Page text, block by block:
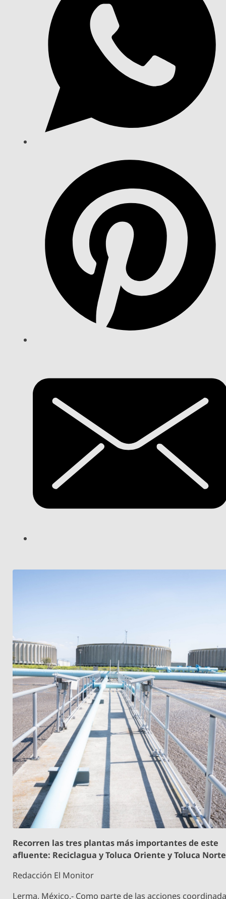
Recorren las tres plantas más importantes de este
afluente: Reciclagua y Toluca Oriente y Toluca Norte
Redacción El Monitor
Lerma, México.- Como parte de las acciones